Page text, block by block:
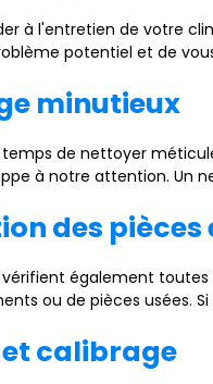
à l'entretien de votre
potentiel et de
minutieux
temps de nettoyer
à notre attention. Un
des pièces
également toutes
ou de pièces usées.
calibrage